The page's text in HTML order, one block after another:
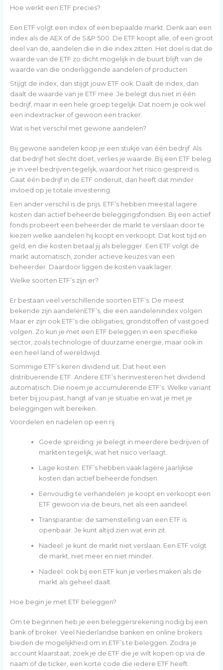
Hoe werkt een ETF precies?
Een ETF volgt een index of een bepaalde markt. Denk aan een
index als de AEX of de S&P 500. De ETF koopt alle, of een groot
deel van de, aandelen die in die index zitten. Het doel is dat de
waarde van de ETF zo dicht mogelijk in de buurt blijft van de
waarde van die onderliggende aandelen of producten.
Stijgt de index, dan stijgt jouw ETF ook. Daalt de index, dan
daalt de waarde van je ETF mee. Je belegt dus niet in één
bedrijf, maar in een hele groep tegelijk. Dat noem je ook wel
een indextracker of gewoon een tracker.
Wat is het verschil met gewone aandelen?
Bij gewone aandelen koop je een stukje van één bedrijf. Als
dat bedrijf het slecht doet, verlies je waarde. Bij een ETF beleg
je in veel bedrijven tegelijk, waardoor het risico gespreid is.
Gaat één bedrijf in de ETF onderuit, dan heeft dat minder
invloed op je totale investering.
Een ander verschil is de prijs. ETF’s hebben meestal lagere
kosten dan actief beheerde beleggingsfondsen. Bij een actief
fonds probeert een beheerder de markt te verslaan door te
kiezen welke aandelen hij koopt en verkoopt. Dat kost tijd en
geld, en die kosten betaal jij als belegger. Een ETF volgt de
markt automatisch, zonder actieve keuzes van een
beheerder. Daardoor liggen de kosten vaak lager.
Welke soorten ETF’s zijn er?
Er bestaan veel verschillende soorten ETF’s. De meest
bekende zijn aandelenETF’s, die een aandelenindex volgen.
Maar er zijn ook ETF’s die obligaties, grondstoffen of vastgoed
volgen. Zo kun je met een ETF beleggen in een specifieke
sector, zoals technologie of duurzame energie, maar ook in
een heel land of wereldwijd.
Sommige ETF’s keren dividend uit. Dat heet een
distribuerende ETF. Andere ETF’s herinvesteren het dividend
automatisch. Die noem je accumulerende ETF’s. Welke variant
beter bij jou past, hangt af van je situatie en wat je met je
beleggingen wilt bereiken.
Voordelen en nadelen op een rij
Goede spreiding: je belegt in meerdere bedrijven of
markten tegelijk, wat het risico verlaagt.
Lage kosten: ETF’s hebben vaak lagere jaarlijkse
kosten dan actief beheerde fondsen.
Eenvoudig te verhandelen: je koopt en verkoopt een
ETF gewoon via de beurs, net als een aandeel.
Transparantie: de samenstelling van een ETF is
openbaar. Je kunt altijd zien wat erin zit.
Nadeel: je kunt de markt niet verslaan. Een ETF volgt
de markt, niet meer en niet minder.
Nadeel: ook bij een ETF kun je verlies maken als de
markt als geheel daalt.
Hoe begin je met ETF beleggen?
Om te beginnen heb je een beleggersrekening nodig bij een
bank of broker. Veel Nederlandse banken en online brokers
bieden de mogelijkheid om in ETF’s te beleggen. Zodra je
account klaarstaat, zoek je de ETF die je wilt kopen op via de
naam of de ticker, een korte code die iedere ETF heeft.